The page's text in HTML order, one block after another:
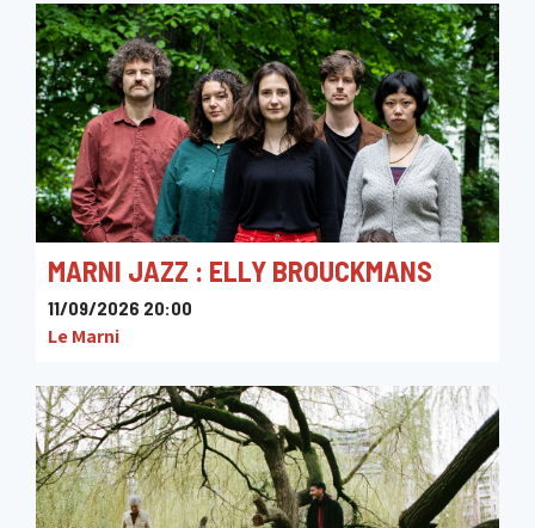
MARNI JAZZ : ELLY BROUCKMANS
11/09/2026 20:00
Le Marni